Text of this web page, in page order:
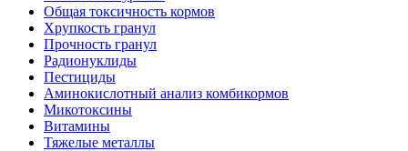
Общая токсичность кормов
Хрупкость гранул
Прочность гранул
Радионуклиды
Пестициды
Аминокислотный анализ комбикормов
Микотоксины
Витамины
Тяжелые металлы